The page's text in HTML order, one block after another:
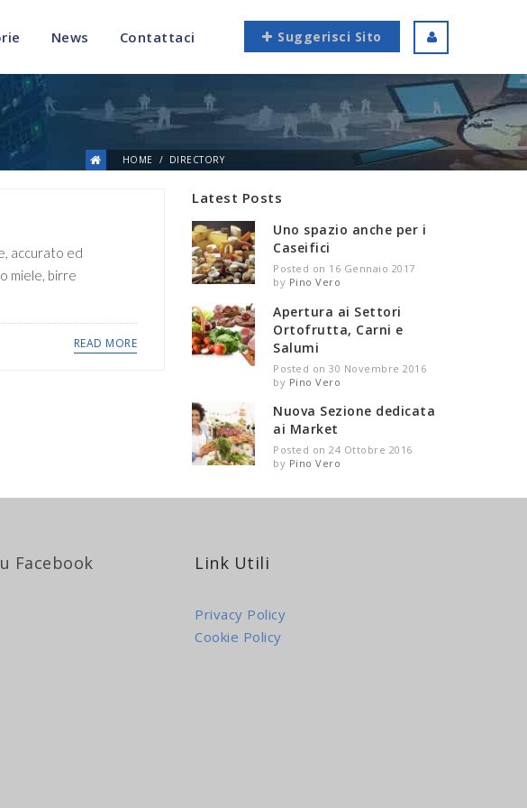
News Contattaci Suggerisci Sito
HOME DIRECTORY
accurato ed
miele, birre
READ MORE
Latest Posts
Uno spazio anche per i
Caseifici
Posted on 16 Gennaio 2017
by Pino Vero
Apertura ai Settori
Ortofrutta, Carni e
Salumi
Posted on 30 Novembre 2016
by Pino Vero
Nuova Sezione dedicata
ai Market
Posted on 24 Ottobre 2016
by Pino Vero
Facebook Link Utili
Privacy Policy
Cookie Policy